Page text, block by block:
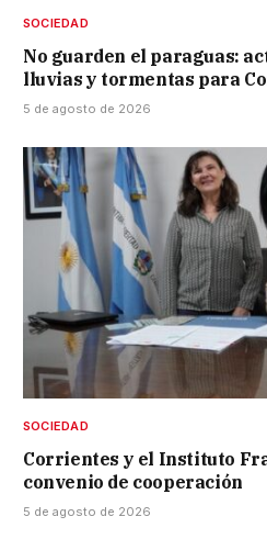
SOCIEDAD
No guarden el paraguas:
lluvias y tormentas para
5 de agosto de 2026
SOCIEDAD
Corrientes y el Instituto
convenio de cooperación
5 de agosto de 2026